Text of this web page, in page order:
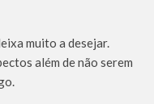
muito a desejar.
além de não serem